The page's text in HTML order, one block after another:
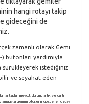
hangi rotayı takip
gideceğini de
zamanlı olarak Gemi
butonları yardımıyla
sürükleyerek istediğiniz
ve seyahat eden
haritadan mevcut durumu anlık ve canlı
geminin bilgilerini gösteren detay